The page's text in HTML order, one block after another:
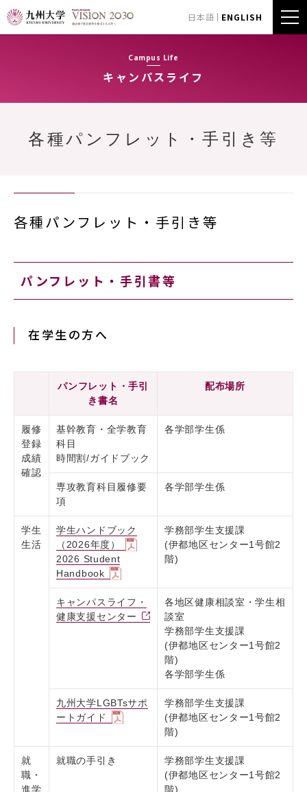
日本語 ENGLISH
Campus Life
キャンパスライフ
各種パンフレット・手引き等
各種パンフレット・手引き等
パンフレット・手引書等
在学生の方へ
パンフレット・手引
き書名
配布場所
履修
登録
成績
確認
基幹教育・全学教育
科目
時間割/ガイドブック
各学部学生係
専攻教育科目履修要
項
各学部学生係
学生
生活
学生ハンドブック
（2026年度）
2026 Student
Handbook
学務部学生支援課
(伊都地区センター1号館2
階)
キャンパスライフ・
健康支援センター
各地区健康相談室・学生相
談室
学務部学生支援課
(伊都地区センター1号館2
階)
各学部学生係
九州大学LGBTsサポ
ートガイド
学務部学生支援課
(伊都地区センター1号館2
階)
就
職・
進学
就職の手引き
学務部学生支援課
(伊都地区センター1号館2
階)